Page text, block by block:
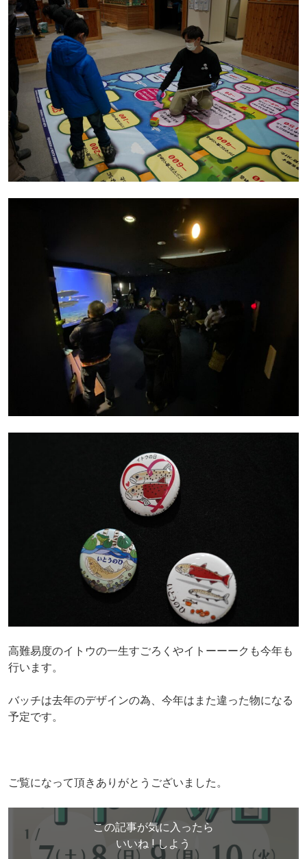
高難易度のイトウの一生すごろくやイトーーークも今年も
行います。
バッチは去年のデザインの為、今年はまた違った物になる
予定です。
ご覧になって頂きありがとうございました。
この記事が気に入ったら
いいね ! しよう